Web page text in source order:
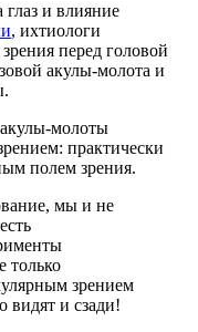
и влияние
, ихтиологи
перед головой
акулы-молота и
акулы-молоты
практически
полем зрения.
мы и не
только
зрением
видят и сзади!